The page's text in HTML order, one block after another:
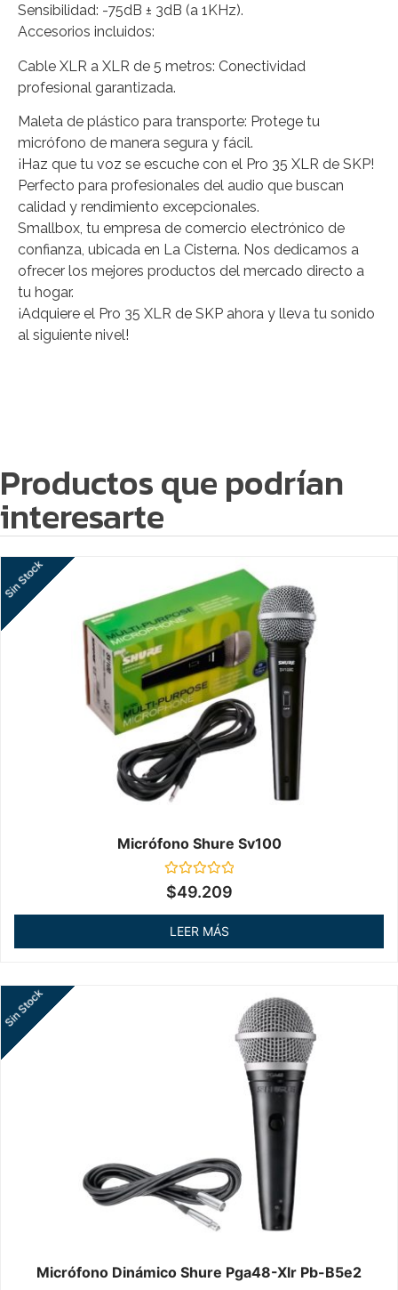
Sensibilidad: -75dB ± 3dB (a 1KHz).
Accesorios incluidos:
Cable XLR a XLR de 5 metros: Conectividad
profesional garantizada.
Maleta de plástico para transporte: Protege tu
micrófono de manera segura y fácil.
¡Haz que tu voz se escuche con el Pro 35 XLR de SKP!
Perfecto para profesionales del audio que buscan
calidad y rendimiento excepcionales.
Smallbox, tu empresa de comercio electrónico de
confianza, ubicada en La Cisterna. Nos dedicamos a
ofrecer los mejores productos del mercado directo a
tu hogar.
¡Adquiere el Pro 35 XLR de SKP ahora y lleva tu sonido
al siguiente nivel!
Productos que podrían
interesarte
Micrófono Shure Sv100
Valorado
en
Sin Stock
$49.209
LEER MÁS
Micrófono Dinámico Shure Pga48-Xlr Pb-B5e2
Sin Stock